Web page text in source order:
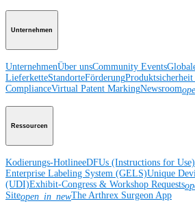
Unternehmen
UnternehmenÜber unsCommunity Events
LieferketteStandorteFörderungProduktsicherheit
ComplianceVirtual Patent MarkingNewsroom
Ressourcen
Kodierungs-HotlineeDFUs (Instructions for Use)
Enterprise Labeling System (GELS)Unique
(UDI)Exhibit-Congress & Workshop Requests
Siteopen_in_newThe Arthrex Surgeon App